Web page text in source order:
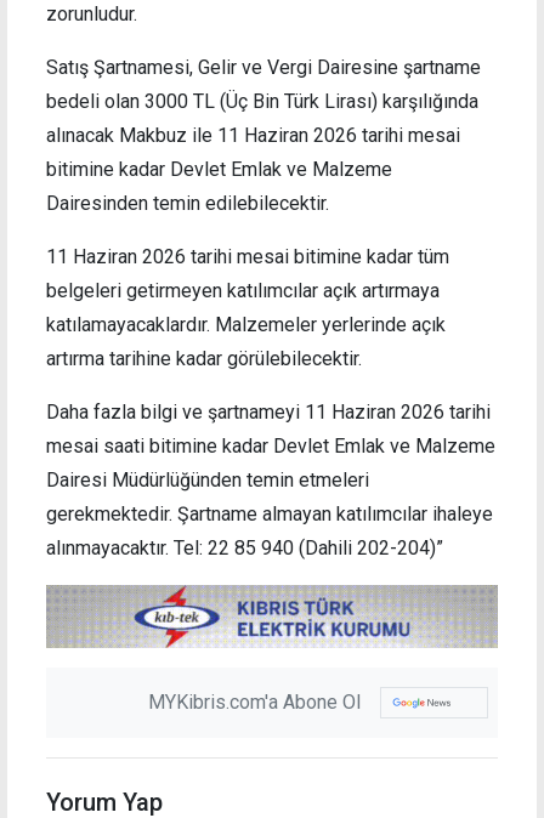
zorunludur.
Satış Şartnamesi, Gelir ve Vergi Dairesine şartname
bedeli olan 3000 TL (Üç Bin Türk Lirası) karşılığında
alınacak Makbuz ile 11 Haziran 2026 tarihi mesai
bitimine kadar Devlet Emlak ve Malzeme
Dairesinden temin edilebilecektir.
11 Haziran 2026 tarihi mesai bitimine kadar tüm
belgeleri getirmeyen katılımcılar açık artırmaya
katılamayacaklardır. Malzemeler yerlerinde açık
artırma tarihine kadar görülebilecektir.
Daha fazla bilgi ve şartnameyi 11 Haziran 2026 tarihi
mesai saati bitimine kadar Devlet Emlak ve Malzeme
Dairesi Müdürlüğünden temin etmeleri
gerekmektedir. Şartname almayan katılımcılar ihaleye
alınmayacaktır. Tel: 22 85 940 (Dahili 202-204)”
MYKibris.com'a Abone Ol
Yorum Yap